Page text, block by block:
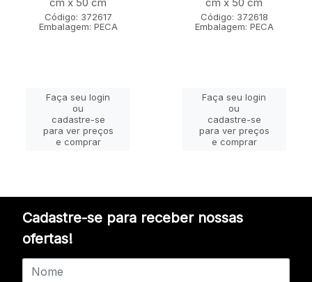
Código: 372617
Embalagem: PECA
Faça seu login
ou
cadastre-se
para ver preços
e comprar
Código: 372618
Embalagem: PECA
Faça seu login
ou
cadastre-se
para ver preços
e comprar
Cadastre-se para receber nossas
ofertas!